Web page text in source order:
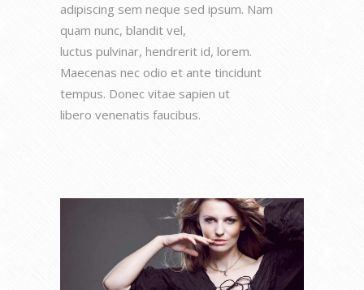
adipiscing sem neque sed ipsum. Nam
quam nunc, blandit vel,
luctus pulvinar, hendrerit id, lorem.
Maecenas nec odio et ante tincidunt
tempus. Donec vitae sapien ut
libero venenatis faucibus.